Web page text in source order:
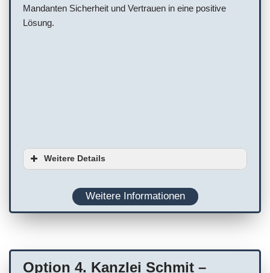
Mandanten Sicherheit und Vertrauen in eine positive
Lösung.
Weitere Details
Weitere Informationen
Option 4. Kanzlei Schmit –